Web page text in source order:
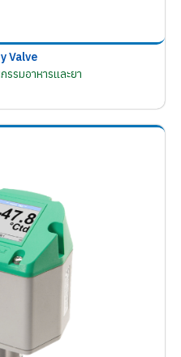
Valve
รรมอาหารและยา